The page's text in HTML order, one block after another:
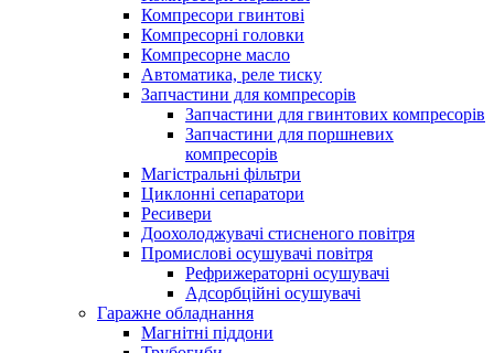
Компресори гвинтові
Компресорні головки
Компресорне масло
Автоматика, реле тиску
Запчастини для компресорів
Запчастини для гвинтових компресорів
Запчастини для поршневих
компресорів
Магістральні фільтри
Циклонні сепаратори
Ресивери
Доохолоджувачі стисненого повітря
Промислові осушувачі повітря
Рефрижераторні осушувачі
Адсорбційні осушувачі
Гаражне обладнання
Магнітні піддони